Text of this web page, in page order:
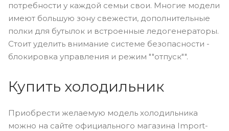
потребности у каждой семьи свои. Многие модели
имеют большую зону свежести, дополнительные
полки для бутылок и встроенные ледогенераторы.
Стоит уделить внимание системе безопасности -
блокировка управления и режим ""отпуск"".
Купить холодильник
Приобрести желаемую модель холодильника
можно на сайте официального магазина Import-